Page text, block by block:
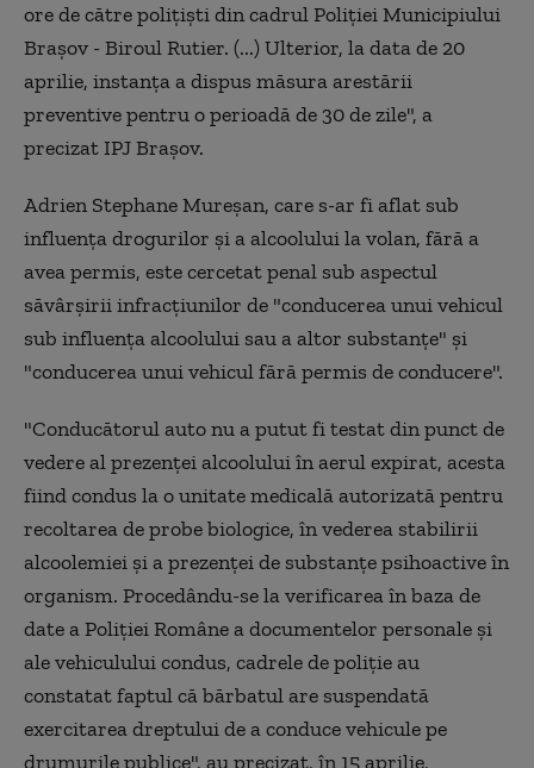
ore de către poliţişti din cadrul Poliţiei Municipiului
Braşov - Biroul Rutier. (...) Ulterior, la data de 20
aprilie, instanţa a dispus măsura arestării
preventive pentru o perioadă de 30 de zile", a
precizat IPJ Braşov.
Adrien Stephane Mureșan, care s-ar fi aflat sub
influenţa drogurilor şi a alcoolului la volan, fără a
avea permis, este cercetat penal sub aspectul
săvârşirii infracţiunilor de "conducerea unui vehicul
sub influenţa alcoolului sau a altor substanţe" şi
"conducerea unui vehicul fără permis de conducere".
"Conducătorul auto nu a putut fi testat din punct de
vedere al prezenţei alcoolului în aerul expirat, acesta
fiind condus la o unitate medicală autorizată pentru
recoltarea de probe biologice, în vederea stabilirii
alcoolemiei şi a prezenţei de substanţe psihoactive în
organism. Procedându-se la verificarea în baza de
date a Poliţiei Române a documentelor personale şi
ale vehiculului condus, cadrele de poliţie au
constatat faptul că bărbatul are suspendată
exercitarea dreptului de a conduce vehicule pe
drumurile publice", au precizat, în 15 aprilie,